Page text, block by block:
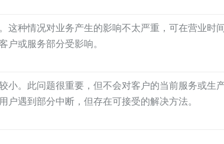
这种情况对业务产生的影响不太严重，可在营业时间
户或服务部分受影响。
小。此问题很重要，但不会对客户的当前服务或生
户遇到部分中断，但存在可接受的解决方法。